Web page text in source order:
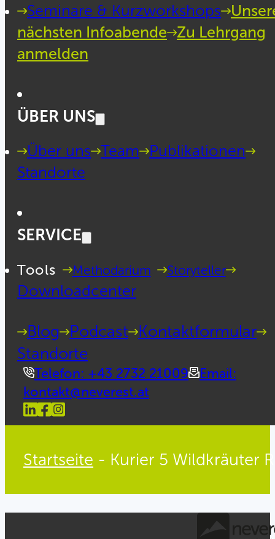
Seminare & Kurzworkshops
nächsten Infoabende Zu Lehrgang
anmelden
ÜBER UNS
Über uns Team
Publikationen
Standorte
SERVICE
Tools Methodarium Storyteller
Downloadcenter
Blog Podcast Kontaktformular
Standorte
Telefon: +43 2732 21009
Email:
kontakt@neverest.at
Startseite - Kurier 5 Wildkräuter